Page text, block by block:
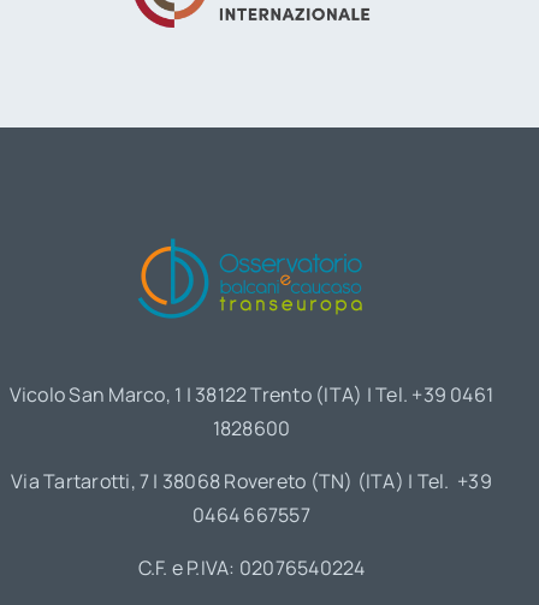
Vicolo San Marco, 1 | 38122 Trento (ITA) | Tel. +39 0461
1828600
Via Tartarotti, 7 | 38068 Rovereto (TN) (ITA) | Tel. +39
0464 667557
C.F. e P.IVA: 02076540224